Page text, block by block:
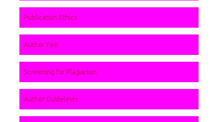
Publication Ethics
Author Fee
Screening for Plagiarism
Author Guidelines